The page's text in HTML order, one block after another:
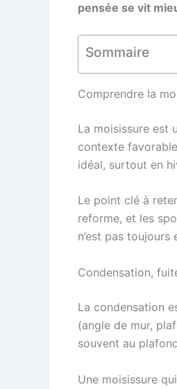
pensée se vit
Sommaire
Comprendre la
La moisissure est
contexte
idéal, surtout en
Le point clé à
reforme, et les
n’est pas toujours
Condensation,
La condensation
(angle de mur,
souvent au
Une moisissure